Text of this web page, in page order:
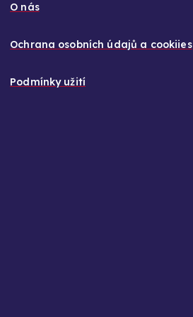
O nás
Ochrana osobních údajů a cookiies
Podmínky užití